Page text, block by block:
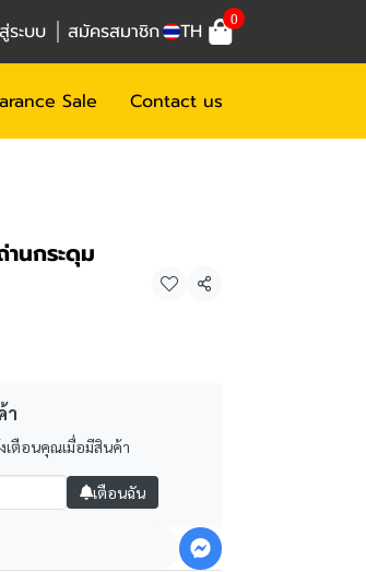
ระบบ สมัครสมาชิก TH 0
Sale Contact us
นกระดุม
แชร์
า
เตือนคุณเมื่อมีสินค้า
เตือนฉัน